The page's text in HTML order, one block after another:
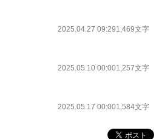
2025.04.27 09:291,469文字
2025.05.10 00:001,257文字
2025.05.17 00:001,584文字